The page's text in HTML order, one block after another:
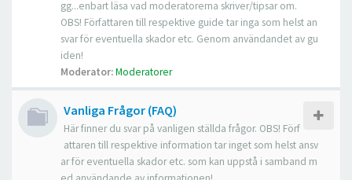
gg...enbart läsa vad moderatorerna skriver/tipsar om.
OBS! Författaren till respektive guide tar inga som helst an
svar för eventuella skador etc. Genom användandet av gu
iden!
Moderator:Moderatorer
Vanliga Frågor (FAQ)
Här finner du svar på vanligen ställda frågor. OBS! Förf
attaren till respektive information tar inget som helst ansv
ar för eventuella skador etc. som kan uppstå i samband m